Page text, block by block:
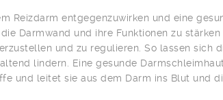
Reizdarm entgegenzuwirken und eine
Darmwand und ihre Funktionen zu
und zu regulieren. So lassen sich
lindern. Eine gesunde
und leitet sie aus dem Darm ins Blut und